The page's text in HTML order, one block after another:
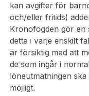
kan avgifter för
och/eller fritids)
Kronofogden gör en
detta i varje enskilt
är försiktig med att
de som ingår i
löneutmätningen
möjligt.